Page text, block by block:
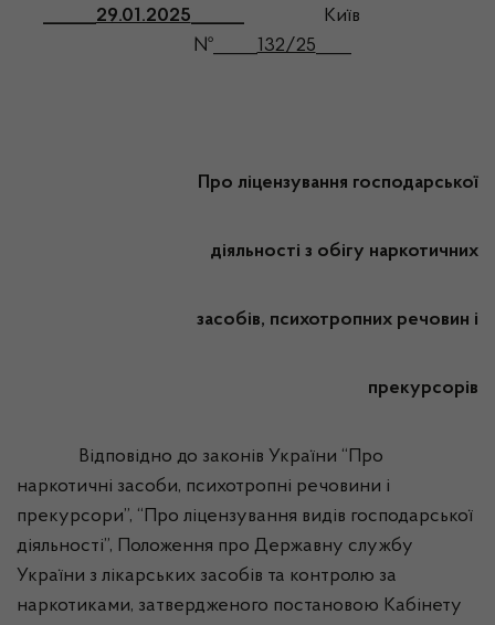
29.01.2025
Київ
№_____
132/25
Про ліцензування господарської
діяльності з обігу наркотичних
засобів, психотропних речовин і
прекурсорів
Відповідно до законів України “Про
наркотичні засоби, психотропні речовини і
прекурсори”, “Про ліцензування видів господарської
діяльності”, Положення про Державну службу
України з лікарських засобів та контролю за
наркотиками, затвердженого постановою Кабінету